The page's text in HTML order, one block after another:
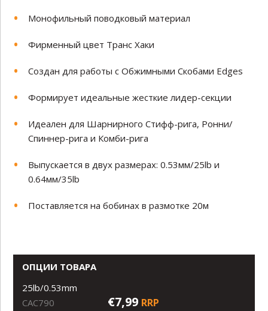
Монофильный поводковый материал
Фирменный цвет Транс Хаки
Создан для работы с Обжимными Скобами Edges
Формирует идеальные жесткие лидер-секции
Идеален для Шарнирного Стифф-рига, Ронни/
Спиннер-рига и Комби-рига
Выпускается в двух размерах: 0.53мм/25lb и
0.64мм/35lb
Поставляется на бобинах в размотке 20м
ОПЦИИ ТОВАРА
25lb/0.53mm
CAC790
€7,99 RRP